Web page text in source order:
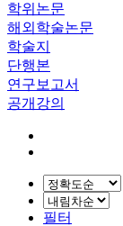
학위논문
해외학술논문
학술지
단행본
연구보고서
공개강의
필터